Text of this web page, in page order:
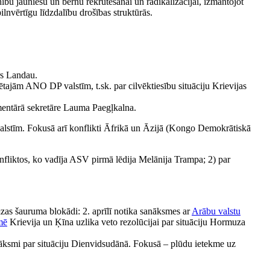
līdzdalību drošības struktūrās.
Landau.
ANO DP valstīm, t.sk. par cilvēktiesību situāciju Krievijas
sekretāre Lauma Paegļkalna.
Fokusā arī konflikti Āfrikā un Āzijā (Kongo Demokrātiskā
ko vadīja ASV pirmā lēdija Melānija Trampa; 2) par
šauruma blokādi: 2. aprīlī notika sanāksmes arArābu valstu
Krievija un Ķīna uzlika veto rezolūcijai par situāciju Hormuza
par situāciju Dienvidsudānā. Fokusā – plūdu ietekme uz